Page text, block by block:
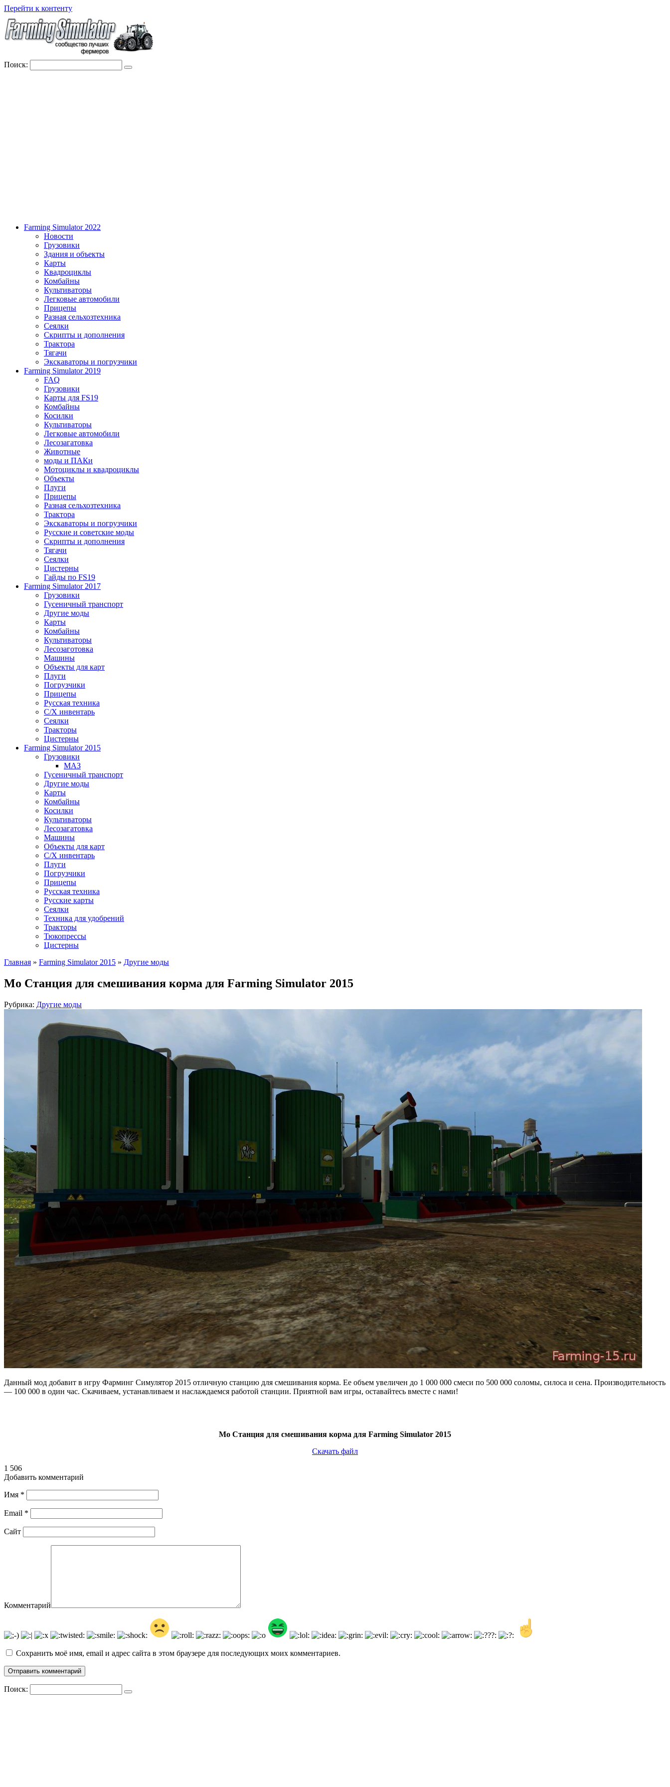
Перейти к контенту
Поиск:
Farming Simulator 2022
Новости
Грузовики
Здания и объекты
Карты
Квадроциклы
Комбайны
Культиваторы
Легковые автомобили
Прицепы
Разная сельхозтехника
Сеялки
Скрипты и дополнения
Трактора
Тягачи
Экскаваторы и погрузчики
Farming Simulator 2019
FAQ
Грузовики
Карты для FS19
Комбайны
Косилки
Культиваторы
Легковые автомобили
Лесозагатовка
Животные
моды и ПАКи
Мотоциклы и квадроциклы
Объекты
Плуги
Прицепы
Разная сельхозтехника
Трактора
Экскаваторы и погрузчики
Русские и советские моды
Скрипты и дополнения
Тягачи
Сеялки
Цистерны
Гайды по FS19
Farming Simulator 2017
Грузовики
Гусеничный транспорт
Другие моды
Карты
Комбайны
Культиваторы
Лесозаготовка
Машины
Объекты для карт
Плуги
Погрузчики
Прицепы
Русская техника
С/Х инвентарь
Сеялки
Тракторы
Цистерны
Farming Simulator 2015
Грузовики
МАЗ
Гусеничный транспорт
Другие моды
Карты
Комбайны
Косилки
Культиваторы
Лесозагатовка
Машины
Объекты для карт
С/Х инвентарь
Плуги
Погрузчики
Прицепы
Русская техника
Русские карты
Сеялки
Техника для удобрений
Тракторы
Тюкопрессы
Цистерны
Главная » Farming Simulator 2015 » Другие моды
Мо Станция для смешивания корма для Farming Simulator 2015
Рубрика: Другие моды
Данный мод добавит в игру Фарминг Симулятор 2015 отличную станцию для смешивания корма. Ее объем увеличен до 1 000 000 смеси по 500 000 соломы, силоса и сена. Производительность
— 100 000 в один час. Скачиваем, устанавливаем и наслаждаемся работой станции. Приятной вам игры, оставайтесь вместе с нами!
Мо Станция для смешивания корма для Farming Simulator 2015
Скачать файл
1 506
Добавить комментарий
Имя *
Email *
Сайт
Комментарий
Сохранить моё имя, email и адрес сайта в этом браузере для последующих моих комментариев.
Поиск: